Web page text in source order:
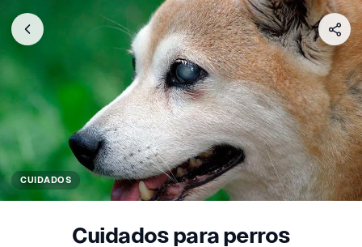
CUIDADOS
Cuidados para perros